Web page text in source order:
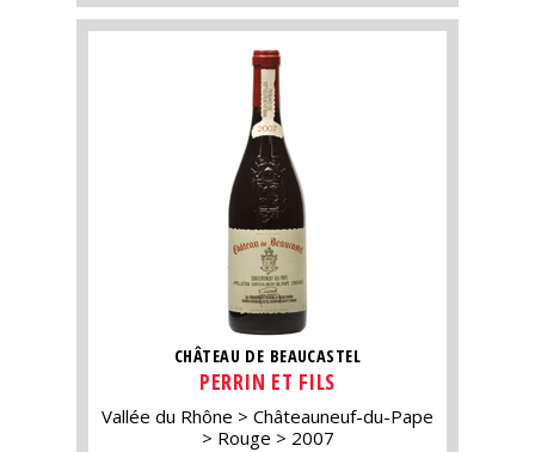
CHÂTEAU DE BEAUCASTEL
PERRIN ET FILS
Vallée du Rhône
Châteauneuf-du-Pape
Rouge
2007